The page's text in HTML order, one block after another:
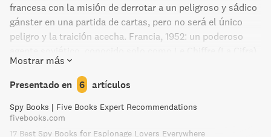
francesa con la misión de derrotar a un peligroso y sádico
gánster en una partida de cartas, pero no será el único
peligro y la traición acecha. Francia, 1952: un poderoso
ha malgastado cincuenta millones de francos que la URSS
le confió para que organizara y liderara a los comunistas
franceses como posible fuerza de choque en caso de
guerra; se arriesgará a recuperarlos jugando en el lujoso
Casino Royale. Sin embargo, el Servicio Secreto Británico
Mostrar más
Presentado en 6 artículos
Spy Books | Five Books Expert Recommendations
fivebooks.com
17 Best Spy Books for Espionage Lovers Everywhere